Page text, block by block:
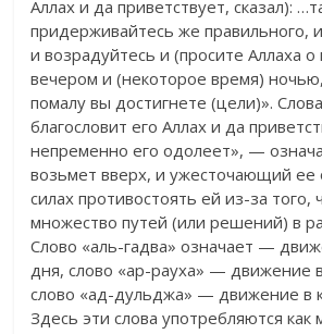
Аллах и да приветствует, сказал):
придерживайтесь же правильного,
и возрадуйтесь и (просите Аллаха
вечером и (некоторое время)
помалу вы достигнете (цели)».
благословит его Аллах и да
непременно его одолеет», —
возьмет вверх, и ужесточающий ее
силах противостоять ей из-за того,
множество путей (или решений) в
Слово «аль-гадва» означает —
дня, слово «ар-рауха» — движение
слово «ад-дульджа» — движение в
Здесь эти слова употребляются как